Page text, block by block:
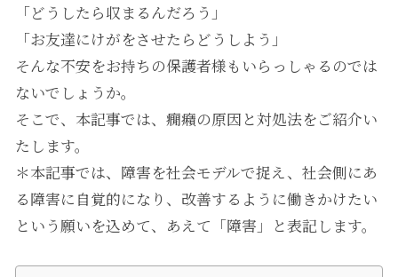
「どうしたら収まるんだろう」
「お友達にけがをさせたらどうしよう」
そんな不安をお持ちの保護者様もいらっしゃるのでは
ないでしょうか。
そこで、本記事では、癇癪の原因と対処法をご紹介い
たします。
＊本記事では、障害を社会モデルで捉え、社会側にあ
る障害に自覚的になり、改善するように働きかけたい
という願いを込めて、あえて「障害」と表記します。